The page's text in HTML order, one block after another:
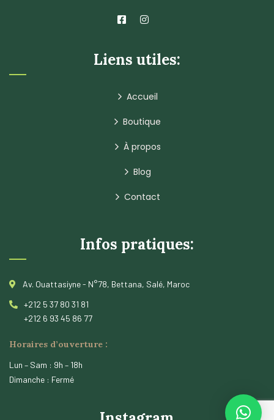
Liens utiles:
Accueil
Boutique
À propos
Blog
Contact
Infos pratiques:
Av. Ouattasiyne - N°78, Bettana, Salé, Maroc
+212 5 37 80 31 81
+212 6 93 45 86 77
Horaires d’ouverture :
Lun – Sam : 9h – 18h
Dimanche : Fermé